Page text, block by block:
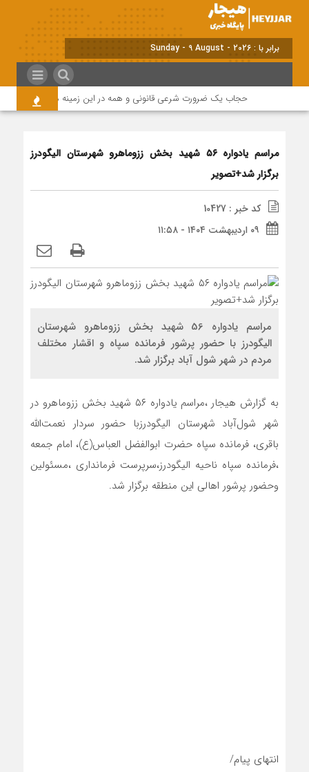
برابر با : Sunday - 9 August - 2026
حجاب یک ضرورت شرعی قانونی و همه در این زمینه مسئول هستند
مراسم یادواره ۵۶ شهید بخش ززوماهرو شهرستان الیگودرز
برگزار شد+تصویر
کد خبر : 10427
۰۹ اردیبهشت ۱۴۰۴ - ۱۱:۵۸
مراسم یادواره 56 شهید بخش ززوماهرو شهرستان
الیگودرز با حضور پرشور فرمانده سپاه و اقشار مختلف
مردم در شهر شول آباد برگزار شد.
به گزارش هیجار ،مراسم یادواره ۵۶ شهید بخش ززوماهرو در
شهر شول‌آباد شهرستان الیگودرزبا حضور سردار نعمت‌الله
باقری، فرمانده سپاه حضرت ابوالفضل العباس(ع)، امام جمعه
،فرمانده سپاه ناحیه الیگودرز،سرپرست فرمانداری ،مسئولین
وحضور پرشور اهالی این منطقه برگزار شد.
انتهای پیام/